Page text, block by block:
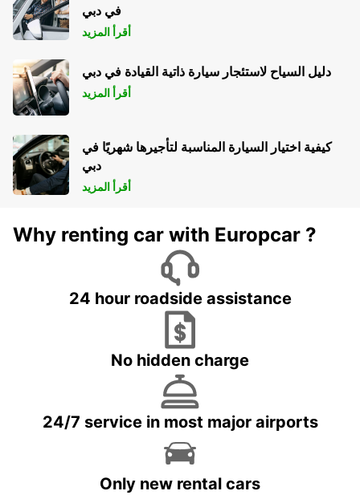
في دبي
أقرأ المزيد
دليل السياح لاستئجار سيارة ذاتية القيادة في دبي
أقرأ المزيد
كيفية اختيار السيارة المناسبة لتأجيرها شهريًا في
دبي
أقرأ المزيد
Why renting car with Europcar ?
24 hour roadside assistance
No hidden charge
24/7 service in most major airports
Only new rental cars